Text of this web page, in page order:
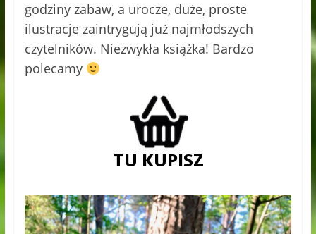
godziny zabaw, a urocze, duże, proste
ilustracje zaintrygują już najmłodszych
czytelników. Niezwykła książka! Bardzo
polecamy